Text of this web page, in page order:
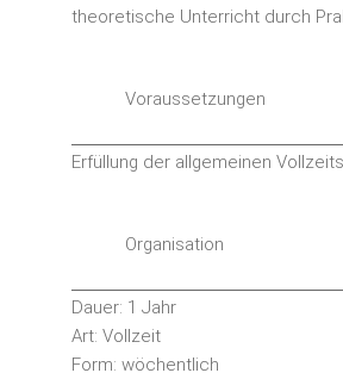
theoretische Unterricht durch
Voraussetzungen
Erfüllung der allgemeinen
Organisation
Dauer: 1 Jahr
Art: Vollzeit
Form: wöchentlich